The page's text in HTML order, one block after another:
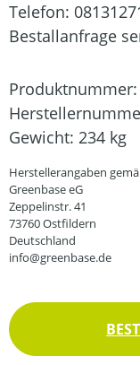
Telefon:
Bestallanfrage
Produktnummer:
Gewicht: 234 kg
Herstellerangaben
Greenbase eG
Zeppelinstr. 41
73760 Ostfildern
Deutschland
info@greenbase.de